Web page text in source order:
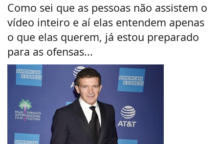
Como sei que as pessoas não assistem o
vídeo inteiro e aí elas entendem apenas
o que elas querem, já estou preparado
para as ofensas...